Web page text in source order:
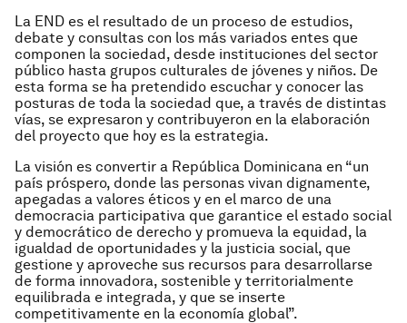
La END es el resultado de un proceso de estudios,
debate y consultas con los más variados entes que
componen la sociedad, desde instituciones del sector
público hasta grupos culturales de jóvenes y niños. De
esta forma se ha pretendido escuchar y conocer las
posturas de toda la sociedad que, a través de distintas
vías, se expresaron y contribuyeron en la elaboración
del proyecto que hoy es la estrategia.
La visión es convertir a República Dominicana en “un
país próspero, donde las personas vivan dignamente,
apegadas a valores éticos y en el marco de una
democracia participativa que garantice el estado social
y democrático de derecho y promueva la equidad, la
igualdad de oportunidades y la justicia social, que
gestione y aproveche sus recursos para desarrollarse
de forma innovadora, sostenible y territorialmente
equilibrada e integrada, y que se inserte
competitivamente en la economía global”.